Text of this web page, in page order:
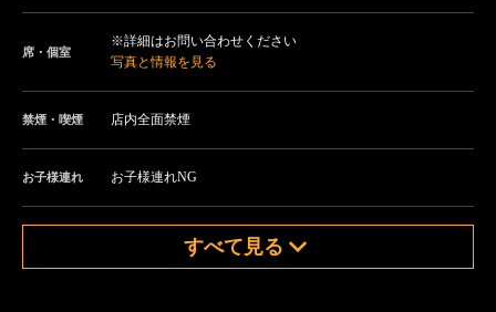
席・個室
※詳細はお問い合わせください
写真と情報を見る
禁煙・喫煙 店内全面禁煙
お子様連れ お子様連れNG
すべて見る